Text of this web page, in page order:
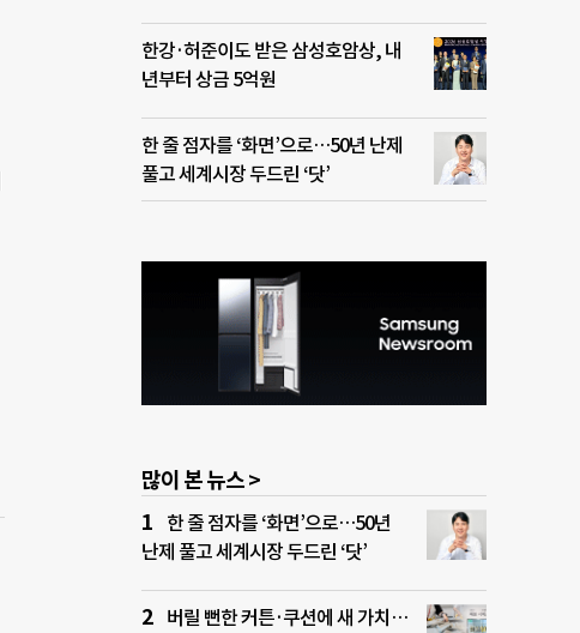
한강·허준이도 받은 삼성호암상, 내
년부터 상금 5억원
한 줄 점자를 ‘화면’으로…50년 난제
풀고 세계시장 두드린 ‘닷’
많이 본 뉴스 >
한 줄 점자를 ‘화면’으로…50년
난제 풀고 세계시장 두드린 ‘닷’
버릴 뻔한 커튼·쿠션에 새 가치…